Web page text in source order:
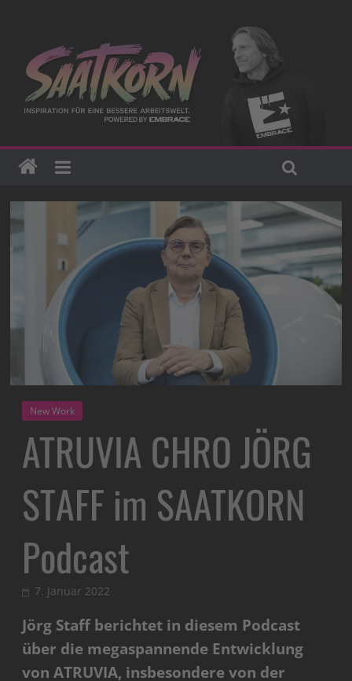
New Work
ATRUVIA CHRO JÖRG
STAFF im SAATKORN
Podcast
7. Januar 2022
Jörg Staff berichtet in diesem Podcast
über die megaspannende Entwicklung
von ATRUVIA, insbesondere von der